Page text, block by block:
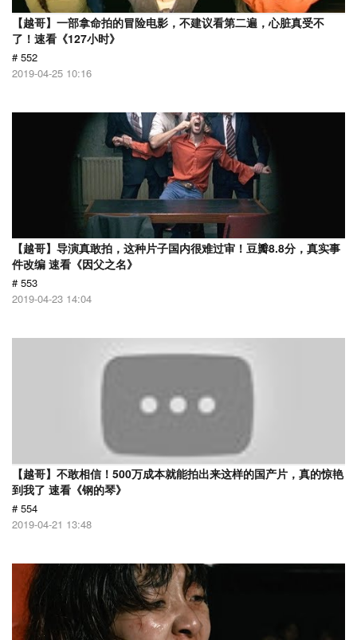
【越哥】一部拿命拍的冒险电影，不建议看第二遍，心脏真受不
了！速看《127小时》
# 552
2019-04-25 10:16
【越哥】导演真敢拍，这种片子国内很难过审！豆瓣8.8分，真实事
件改编 速看《因父之名》
# 553
2019-04-23 14:04
【越哥】不敢相信！500万成本就能拍出来这样的国产片，真的惊艳
到我了 速看《钢的琴》
# 554
2019-04-21 13:48